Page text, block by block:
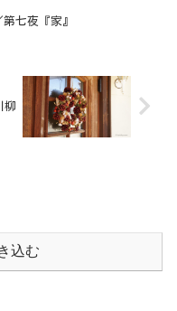
七夜『家』
柳
込む